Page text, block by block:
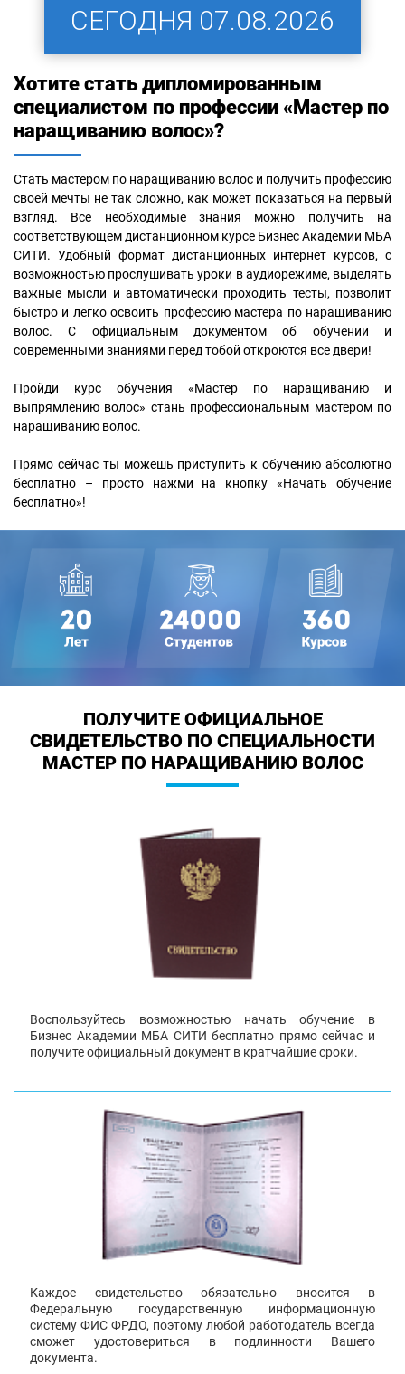
СЕГОДНЯ 07.08.2026
Хотите стать дипломированным
специалистом по профессии «Мастер по
наращиванию волос»?
Стать мастером по наращиванию волос и получить профессию
своей мечты не так сложно, как может показаться на первый
взгляд. Все необходимые знания можно получить на
соответствующем дистанционном курсе Бизнес Академии МБА
СИТИ. Удобный формат дистанционных интернет курсов, с
возможностью прослушивать уроки в аудиорежиме, выделять
важные мысли и автоматически проходить тесты, позволит
быстро и легко освоить профессию мастера по наращиванию
волос. С официальным документом об обучении и
современными знаниями перед тобой откроются все двери!
Пройди курс обучения «Мастер по наращиванию и
выпрямлению волос» стань профессиональным мастером по
наращиванию волос.
Прямо сейчас ты можешь приступить к обучению абсолютно
бесплатно – просто нажми на кнопку «Начать обучение
бесплатно»!
ПОЛУЧИТЕ ОФИЦИАЛЬНОЕ
СВИДЕТЕЛЬСТВО ПО СПЕЦИАЛЬНОСТИ
МАСТЕР ПО НАРАЩИВАНИЮ ВОЛОС
Воспользуйтесь возможностью начать обучение в
Бизнес Академии МБА СИТИ бесплатно прямо сейчас и
получите официальный документ в кратчайшие сроки.
Каждое свидетельство обязательно вносится в
Федеральную государственную информационную
систему ФИС ФРДО, поэтому любой работодатель всегда
сможет удостовериться в подлинности Вашего
документа.